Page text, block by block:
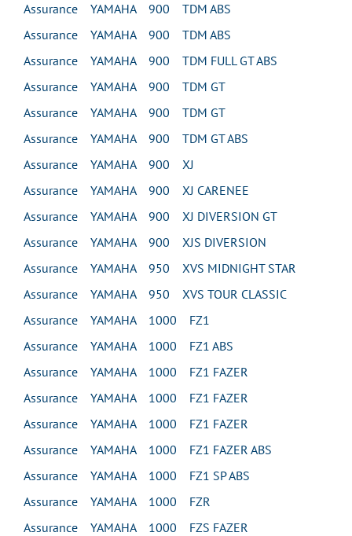
Assurance YAMAHA 900 TDM ABS
Assurance YAMAHA 900 TDM ABS
Assurance YAMAHA 900 TDM FULL GT ABS
Assurance YAMAHA 900 TDM GT
Assurance YAMAHA 900 TDM GT
Assurance YAMAHA 900 TDM GT ABS
Assurance YAMAHA 900 XJ
Assurance YAMAHA 900 XJ CARENEE
Assurance YAMAHA 900 XJ DIVERSION GT
Assurance YAMAHA 900 XJS DIVERSION
Assurance YAMAHA 950 XVS MIDNIGHT STAR
Assurance YAMAHA 950 XVS TOUR CLASSIC
Assurance YAMAHA 1000 FZ1
Assurance YAMAHA 1000 FZ1 ABS
Assurance YAMAHA 1000 FZ1 FAZER
Assurance YAMAHA 1000 FZ1 FAZER
Assurance YAMAHA 1000 FZ1 FAZER
Assurance YAMAHA 1000 FZ1 FAZER ABS
Assurance YAMAHA 1000 FZ1 SP ABS
Assurance YAMAHA 1000 FZR
Assurance YAMAHA 1000 FZS FAZER